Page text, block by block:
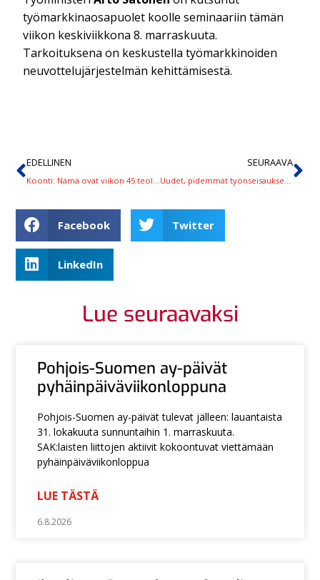
työmarkkinaosapuolet koolle seminaariin tämän
viikon keskiviikkona 8. marraskuuta.
Tarkoituksena on keskustella työmarkkinoiden
neuvottelujärjestelmän kehittämisestä.
EDELLINEN SEURAAVA
Facebook Twitter
LinkedIn
Lue seuraavaksi
Pohjois-Suomen ay-päivät
pyhäinpäiväviikonloppuna
Pohjois-Suomen ay-päivät tulevat jälleen: lauantaista
31. lokakuuta sunnuntaihin 1. marraskuuta.
SAK:laisten liittojen aktiivit kokoontuvat viettämään
pyhäinpäiväviikonloppua
LUE TÄSTÄ
6.8.2026